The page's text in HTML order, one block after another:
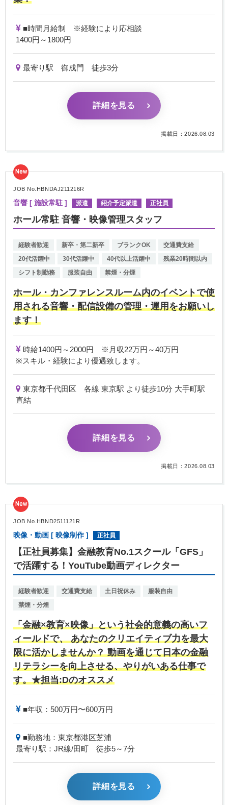
■時間月給制 ※経験により応相談
1400円～1800円
最寄り駅 御成門 徒歩3分
詳細を見る
掲載日：2026.08.03
JOB No.HBNDAJ211216R
音響 [ 施設常駐 ] 派遣 紹介予定派遣 正社員
ホール常駐 音響・映像管理スタッフ
経験者歓迎 新卒・第二新卒 ブランクOK
交通費支給
20代活躍中
30代活躍中 40代以上活躍中
残業20時間以内
シフト制勤務
服装自由 禁煙・分煙
ホール・カンファレンスルーム内のイベントで使
用される音響・配信設備の管理・運用をお願いし
ます！
時給1400円～2000円 ※月収22万円～40万円
※スキル・経験により優遇致します。
東京都千代田区 各線 東京駅 より徒歩10分 大手町駅
直結
詳細を見る
掲載日：2026.08.03
New
JOB No.HBND2511121R
映像・動画 [ 映像制作 ] 正社員
【正社員募集】金融教育No.1スクール「GFS」
で活躍する！YouTube動画ディレクター
経験者歓迎 交通費支給 土日祝休み
服装自由
禁煙・分煙
「金融×教育×映像」という社会的意義の高いフ
ィールドで、 あなたのクリエイティブ力を最大
限に活かしませんか？ 動画を通じて日本の金融
リテラシーを向上させる、やりがいある仕事で
す。★担当:Dのオススメ
■年収：500万円〜600万円
■勤務地：東京都港区芝浦
最寄り駅：JR線/田町 徒歩5～7分
詳細を見る
New